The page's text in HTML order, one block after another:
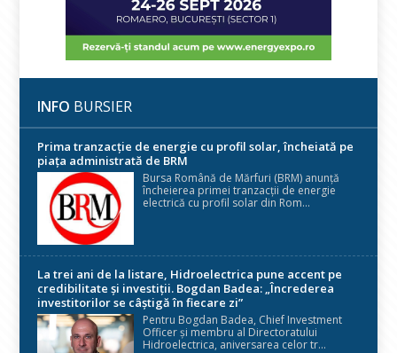
INFO BURSIER
Prima tranzacție de energie cu profil solar, încheiată pe
piața administrată de BRM
Bursa Română de Mărfuri (BRM) anunță
încheierea primei tranzacții de energie
electrică cu profil solar din Rom...
La trei ani de la listare, Hidroelectrica pune accent pe
credibilitate și investiții. Bogdan Badea: „Încrederea
investitorilor se câștigă în fiecare zi”
Pentru Bogdan Badea, Chief Investment
Officer și membru al Directoratului
Hidroelectrica, aniversarea celor tr...